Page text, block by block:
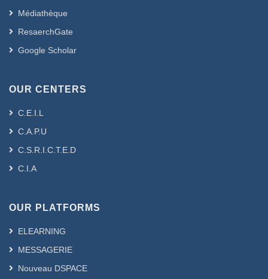
Médiathèque
ResaerchGate
Google Scholar
OUR CENTERS
C.E.I.L
C.A.P.U
C.S.R.I.C.T.E.D
C.I.A
OUR PLATFORMS
ELEARNING
MESSAGERIE
Nouveau DSPACE